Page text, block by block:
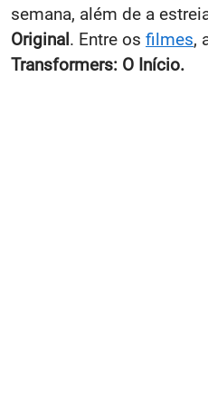
semana, além de a
Original. Entre os filmes,
Transformers: O Início.